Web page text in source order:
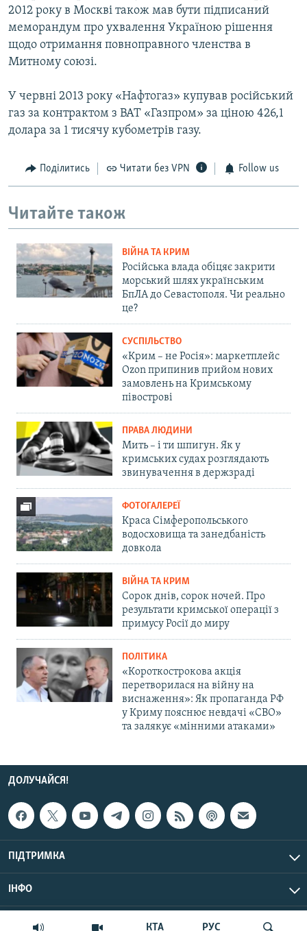
КТА РУС
2012 року в Москвi також мав бути пiдписаний
меморандум про ухвалення Україною рiшення
щодо отримання повноправного членства в
Митному союзi.
У червні 2013 року «Нафтогаз» купував російський
газ за контрактом з ВАТ «Газпром» за ціною 426,1
долара за 1 тисячу кубометрів газу.
Поділитись Читати без VPN Follow us
Читайте також
ВІЙНА ТА КРИМ
Російська влада обіцяє закрити
морський шлях українським
БпЛА до Севастополя. Чи реально
це?
СУСПІЛЬСТВО
«Крим – не Росія»: маркетплейс
Ozon припинив прийом нових
замовлень на Кримському
півострові
ПРАВА ЛЮДИНИ
Мить – і ти шпигун. Як у
кримських судах розглядають
звинувачення в держзраді
ФОТОГАЛЕРЕЇ
Краса Сімферопольського
водосховища та занедбаність
довкола
ВІЙНА ТА КРИМ
Сорок днів, сорок ночей. Про
результати кримської операції з
примусу Росії до миру
ПОЛІТИКА
«Короткострокова акція
перетворилася на війну на
виснаження»: Як пропаганда РФ
у Криму пояснює невдачі «СВО»
та залякує «мінними атаками»
ДОЛУЧАЙСЯ!
ПІДТРИМКА
ІНФО
© Крим.Реалії, 2026 | Усі права застережено.